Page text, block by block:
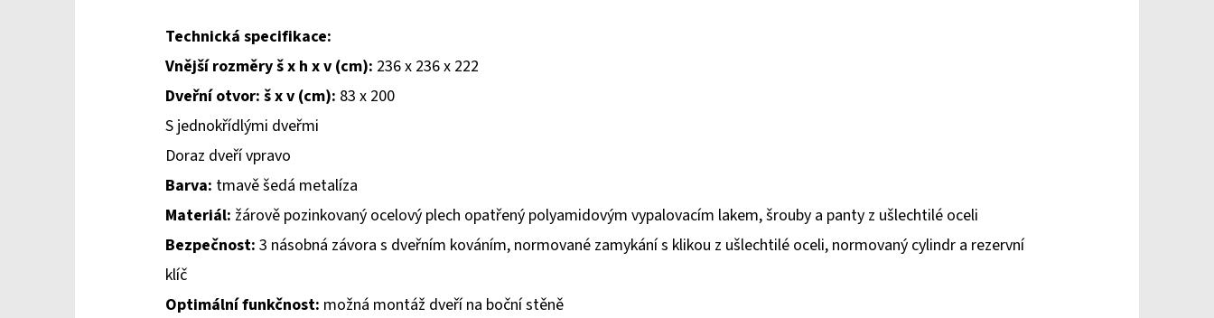
Technická specifikace:
Vnější rozměry š x h x v (cm): 236 x 236 x 222
Dveřní otvor: š x v (cm): 83 x 200
S jednokřídlými dveřmi
Doraz dveří vpravo
Barva: tmavě šedá metalíza
Materiál: žárově pozinkovaný ocelový plech opatřený polyamidovým vypalovacím lakem, šrouby a panty z ušlechtilé oceli
Bezpečnost: 3 násobná závora s dveřním kováním, normované zamykání s klikou z ušlechtilé oceli, normovaný cylindr a rezervní
klíč
Optimální funkčnost: možná montáž dveří na boční stěně